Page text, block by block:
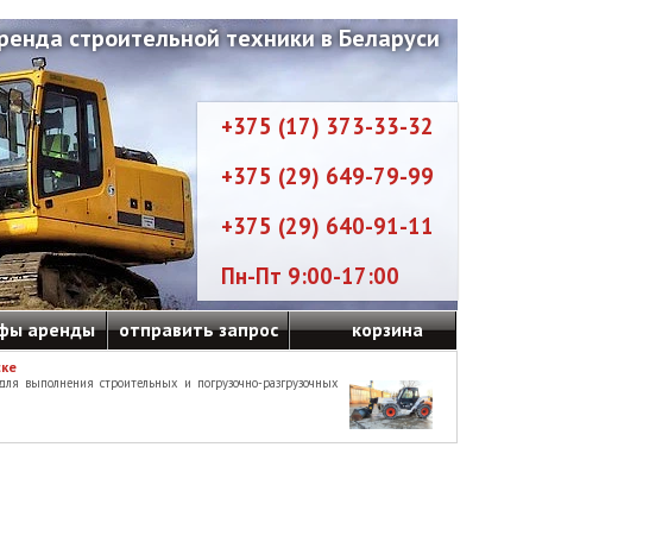
строительной техники в Беларуси
+375 (17) 373-33-32
+375 (29) 649-79-99
+375 (29) 640-91-11
Пн-Пт 9:00-17:00
аренды отправить запрос корзина
выполнения строительных и погрузочно-разгрузочных